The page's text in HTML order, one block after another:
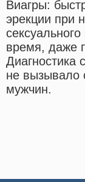
Виагры:
эрекции при
время, даже
Диагностика
не вызывало
мужчин.